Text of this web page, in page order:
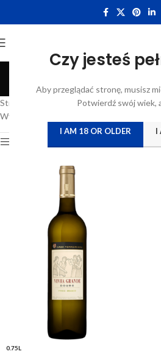
Czy jesteś
Aby przeglądać stronę, musisz
Potwierdź swój wiek,
I AM 18 OR OLDER I
Vinha
Strona główna
Katalog/Produkty
Wyświetlanie jednego wyniku
0.75L